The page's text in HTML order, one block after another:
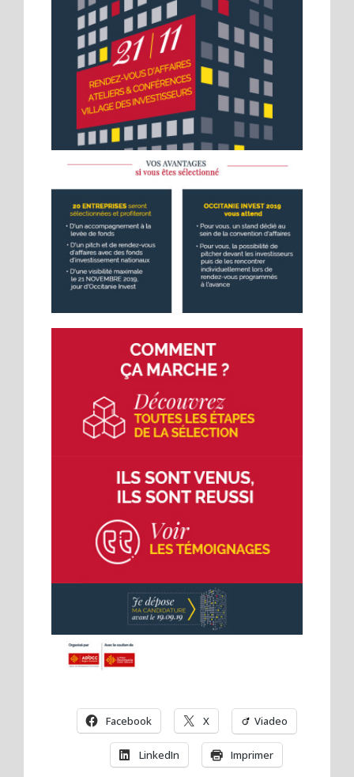
Facebook X Viadeo
LinkedIn Imprimer